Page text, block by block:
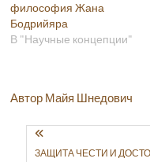
философия Жана
Бодрийяра
В "Научные концепции"
Автор Майя Шнедович
ЗАЩИТА ЧЕСТИ И